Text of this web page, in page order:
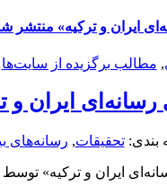
ایران و ترکیه» منتشر
, مطالب برگزیده از سایت‌ها
ایران و
بندی:تحقیقات, رسانه‌های
ایران و ترکیه»